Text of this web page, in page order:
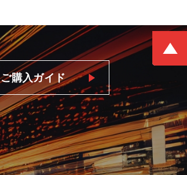
ご購入ガイド